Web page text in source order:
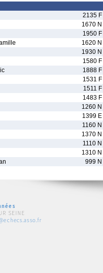
2135 F
1670 N
1950 F
1620 N
1930 N
1580 F
1888 F
1531 F
1511 F
1483 F
1260 N
1399 E
1160 N
1370 N
1110 N
1310 N
999 N
SEINE